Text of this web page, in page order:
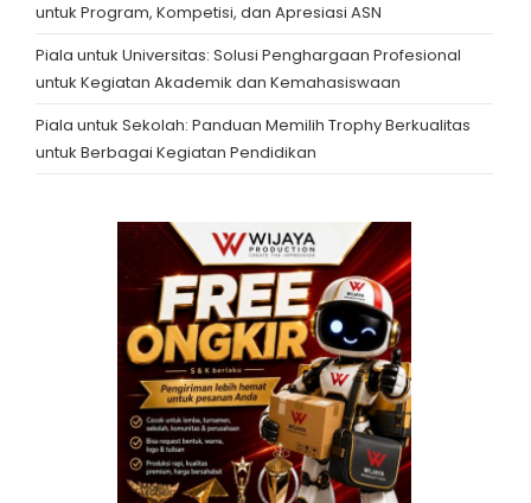
untuk Program, Kompetisi, dan Apresiasi ASN
Piala untuk Universitas: Solusi Penghargaan Profesional
untuk Kegiatan Akademik dan Kemahasiswaan
Piala untuk Sekolah: Panduan Memilih Trophy Berkualitas
untuk Berbagai Kegiatan Pendidikan